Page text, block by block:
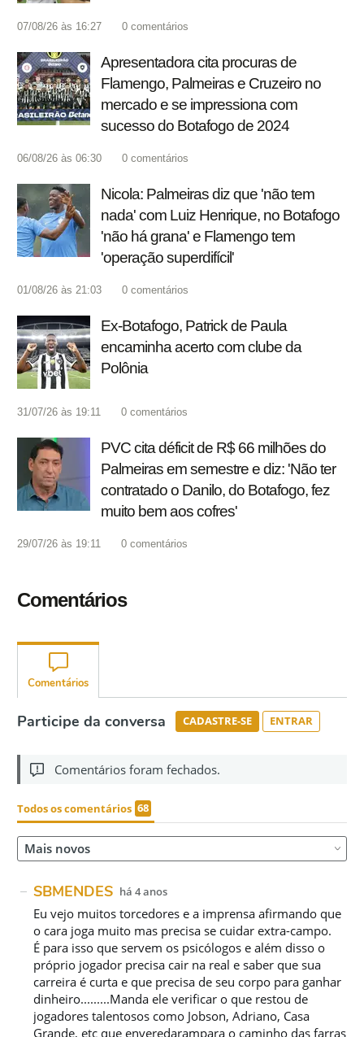
07/08/26 às 16:27 0 comentários
Apresentadora cita procuras de
Flamengo, Palmeiras e Cruzeiro no
mercado e se impressiona com
sucesso do Botafogo de 2024
06/08/26 às 06:30 0 comentários
Nicola: Palmeiras diz que 'não tem
nada' com Luiz Henrique, no Botafogo
'não há grana' e Flamengo tem
'operação superdifícil'
01/08/26 às 21:03 0 comentários
Ex-Botafogo, Patrick de Paula
encaminha acerto com clube da
Polônia
31/07/26 às 19:11 0 comentários
PVC cita déficit de R$ 66 milhões do
Palmeiras em semestre e diz: 'Não ter
contratado o Danilo, do Botafogo, fez
muito bem aos cofres'
29/07/26 às 19:11 0 comentários
Comentários